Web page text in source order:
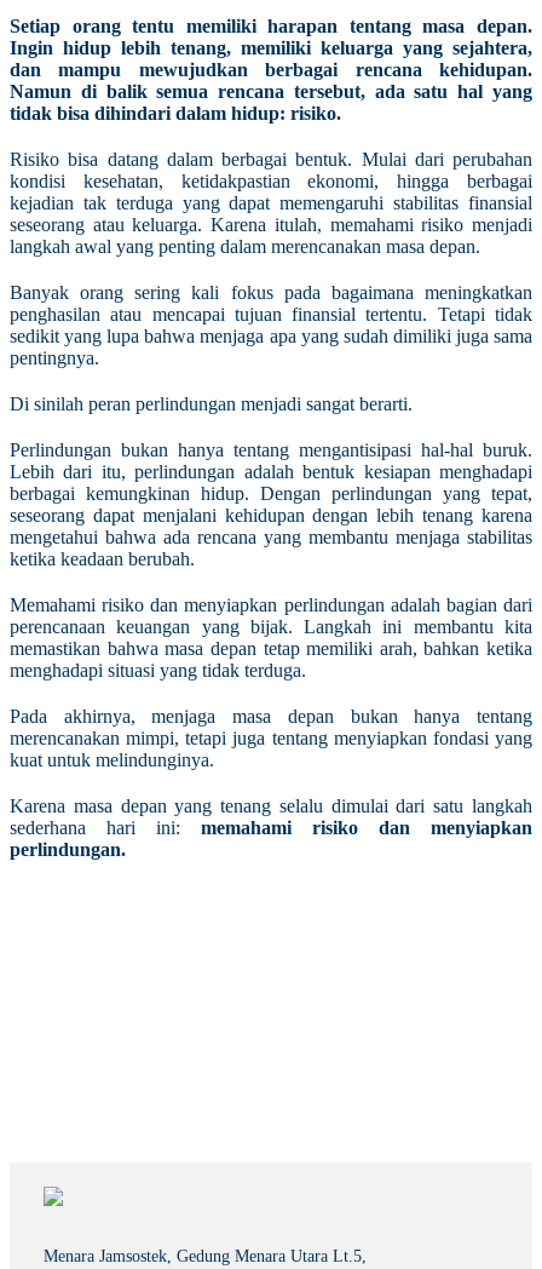
Setiap orang tentu memiliki harapan tentang masa depan.
Ingin hidup lebih tenang, memiliki keluarga yang sejahtera,
dan mampu mewujudkan berbagai rencana kehidupan.
Namun di balik semua rencana tersebut, ada satu hal yang
tidak bisa dihindari dalam hidup: risiko.
Risiko bisa datang dalam berbagai bentuk. Mulai dari perubahan
kondisi kesehatan, ketidakpastian ekonomi, hingga berbagai
kejadian tak terduga yang dapat memengaruhi stabilitas finansial
seseorang atau keluarga. Karena itulah, memahami risiko menjadi
langkah awal yang penting dalam merencanakan masa depan.
Banyak orang sering kali fokus pada bagaimana meningkatkan
penghasilan atau mencapai tujuan finansial tertentu. Tetapi tidak
sedikit yang lupa bahwa menjaga apa yang sudah dimiliki juga sama
pentingnya.
Di sinilah peran perlindungan menjadi sangat berarti.
Perlindungan bukan hanya tentang mengantisipasi hal-hal buruk.
Lebih dari itu, perlindungan adalah bentuk kesiapan menghadapi
berbagai kemungkinan hidup. Dengan perlindungan yang tepat,
seseorang dapat menjalani kehidupan dengan lebih tenang karena
mengetahui bahwa ada rencana yang membantu menjaga stabilitas
ketika keadaan berubah.
Memahami risiko dan menyiapkan perlindungan adalah bagian dari
perencanaan keuangan yang bijak. Langkah ini membantu kita
memastikan bahwa masa depan tetap memiliki arah, bahkan ketika
menghadapi situasi yang tidak terduga.
Pada akhirnya, menjaga masa depan bukan hanya tentang
merencanakan mimpi, tetapi juga tentang menyiapkan fondasi yang
kuat untuk melindunginya.
Karena masa depan yang tenang selalu dimulai dari satu langkah
sederhana hari ini: memahami risiko dan menyiapkan
perlindungan.
Menara Jamsostek, Gedung Menara Utara Lt.5,